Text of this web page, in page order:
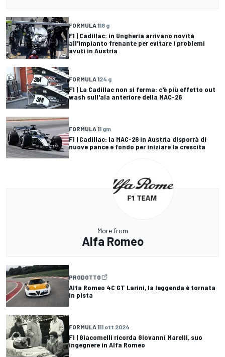
FORMULA 118 g
F1 | Cadillac: in Ungheria arrivano novità
all'impianto frenante per evitare i problemi
avuti in Austria
FORMULA 124 g
F1 | La Cadillac non si ferma: c'è più effetto out
wash sull'ala anteriore della MAC-26
FORMULA 11 gm
F1 | Cadillac: la MAC-26 in Austria disporrà di
nuove pance e fondo per iniziare la crescita
More from
Alfa Romeo
PRODOTTO
Alfa Romeo 4C GT Larini, la leggenda è tornata
in pista
FORMULA 111 ott 2024
F1 | Giacomelli ricorda Giovanni Marelli, suo
ingegnere in Alfa Romeo